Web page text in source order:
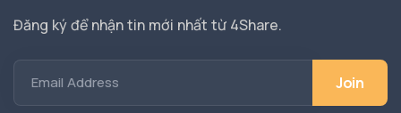
Đăng ký để nhận tin mới nhất từ 4Share.
Email Address